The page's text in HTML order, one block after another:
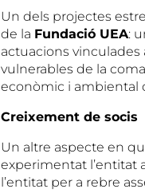
Un dels projectes
de la Fundació UEA:
actuacions vinculades
vulnerables de la
econòmic i ambiental
Creixement de socis
Un altre aspecte en
experimentat l’entitat
l’entitat per a rebre